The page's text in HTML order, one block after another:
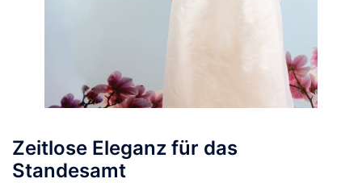
Zeitlose Eleganz für das
Standesamt